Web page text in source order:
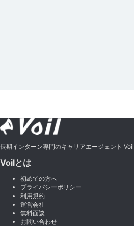
長期インターン専門のキャリアエージェント Voil
Voilとは
初めての方へ
プライバシーポリシー
利用規約
運営会社
無料面談
お問い合わせ